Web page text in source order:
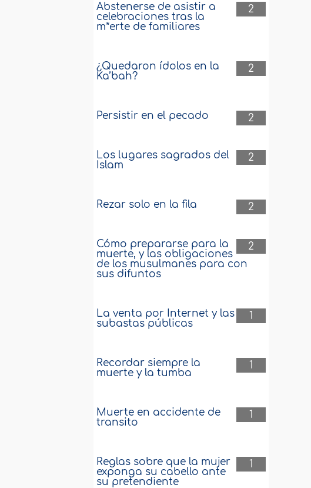
2
Abstenerse de asistir a
celebraciones tras la
m*erte de familiares
2
¿Quedaron ídolos en la
Ka’bah?
2
Persistir en el pecado
2
Los lugares sagrados del
Islam
2
Rezar solo en la fila
2
Cómo prepararse para la
muerte, y las obligaciones
de los musulmanes para con
sus difuntos
1
La venta por Internet y las
subastas públicas
1
Recordar siempre la
muerte y la tumba
1
Muerte en accidente de
transito
1
Reglas sobre que la mujer
exponga su cabello ante
su pretendiente